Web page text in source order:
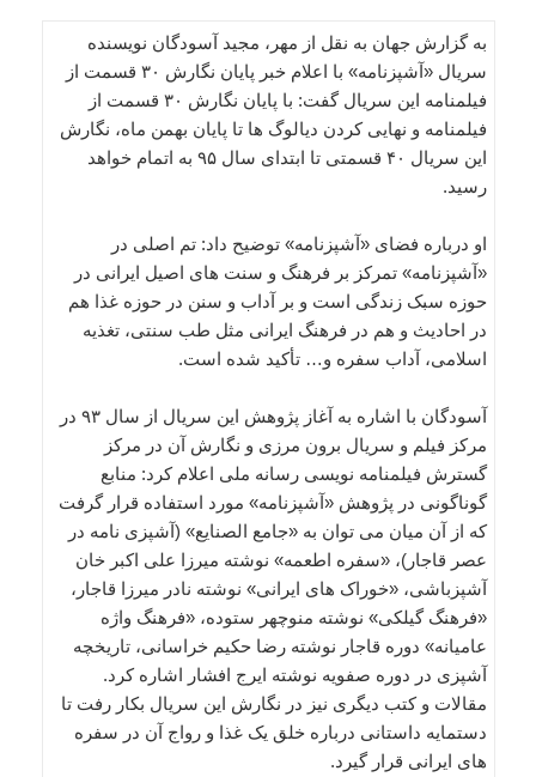
به گزارش جهان به نقل از مهر، مجید آسودگان نویسنده
سریال «آشپزنامه» با اعلام خبر پایان نگارش ۳۰ قسمت از
فیلمنامه این سریال گفت: با پایان نگارش ۳۰ قسمت از
فیلمنامه و نهایی کردن دیالوگ ها تا پایان بهمن ماه، نگارش
این سریال ۴۰ قسمتی تا ابتدای سال ۹۵ به اتمام خواهد
رسید.
او درباره فضای «آشپزنامه» توضیح داد: تم اصلی در
«آشپزنامه» تمرکز بر فرهنگ و سنت های اصیل ایرانی در
حوزه سبک زندگی است و بر آداب و سنن در حوزه غذا هم
در احادیث و هم در فرهنگ ایرانی مثل طب سنتی، تغذیه
اسلامی، آداب سفره و… تأکید شده است.
آسودگان با اشاره به آغاز پژوهش این سریال از سال ۹۳ در
مرکز فیلم و سریال برون مرزی و نگارش آن در مرکز
گسترش فیلمنامه نویسی رسانه ملی اعلام کرد: منابع
گوناگونی در پژوهش «آشپزنامه» مورد استفاده قرار گرفت
که از آن میان می توان به «جامع الصنایع» (آشپزی نامه در
عصر قاجار)، «سفره اطعمه» نوشته میرزا علی اکبر خان
آشپزباشی، «خوراک های ایرانی» نوشته نادر میرزا قاجار،
«فرهنگ گیلکی» نوشته منوچهر ستوده، «فرهنگ واژه
عامیانه» دوره قاجار نوشته رضا حکیم خراسانی، تاریخچه
آشپزی در دوره صفویه نوشته ایرج افشار اشاره کرد.
مقالات و کتب دیگری نیز در نگارش این سریال بکار رفت تا
دستمایه داستانی درباره خلق یک غذا و رواج آن در سفره
های ایرانی قرار گیرد.